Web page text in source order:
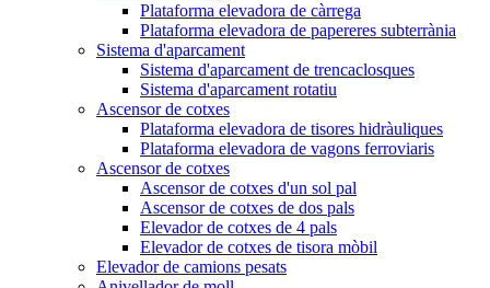
Plataforma elevadora de càrrega
Plataforma elevadora de papereres subterrània
Sistema d'aparcament
Sistema d'aparcament de trencaclosques
Sistema d'aparcament rotatiu
Ascensor de cotxes
Plataforma elevadora de tisores hidràuliques
Plataforma elevadora de vagons ferroviaris
Ascensor de cotxes
Ascensor de cotxes d'un sol pal
Ascensor de cotxes de dos pals
Elevador de cotxes de 4 pals
Elevador de cotxes de tisora ​​mòbil
Elevador de camions pesats